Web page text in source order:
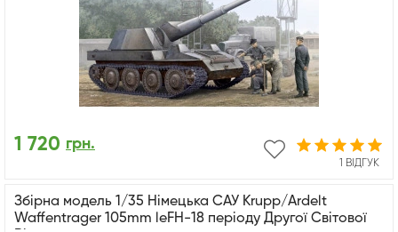
1 ВІДГУК
1 720 грн.
Збірна модель 1/35 Німецька САУ Krupp/Ardelt
Waffentrager 105mm leFH-18 періоду Другої Світової